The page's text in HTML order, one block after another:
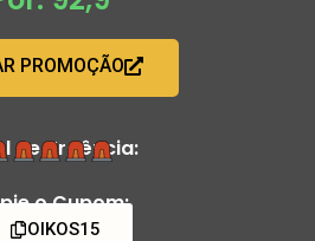
PROMOÇÃO
de Urgência:
o Cupom:
OIKOS15